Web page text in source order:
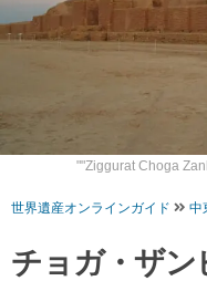
""Ziggurat Choga
世界遺産オンラインガイド 中
チョガ・ザン